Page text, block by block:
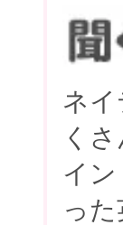
ネ
く
イ
っ